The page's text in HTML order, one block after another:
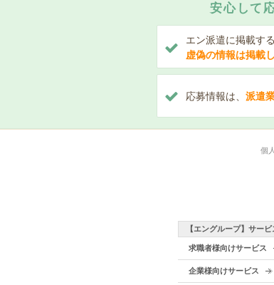
安心して
エン派遣に掲載す
虚偽の情報は掲載
応募情報は、 派遣
個
【エングループ】サービ
求職者様向けサービス
企業様向けサービス